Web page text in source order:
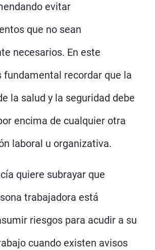
evitar
que no sean
necesarios. En este
fundamental recordar que la
la salud y la seguridad debe
encima de cualquier otra
laboral u organizativa.
quiere subrayar que
trabajadora está
riesgos para acudir a su
cuando existen avisos